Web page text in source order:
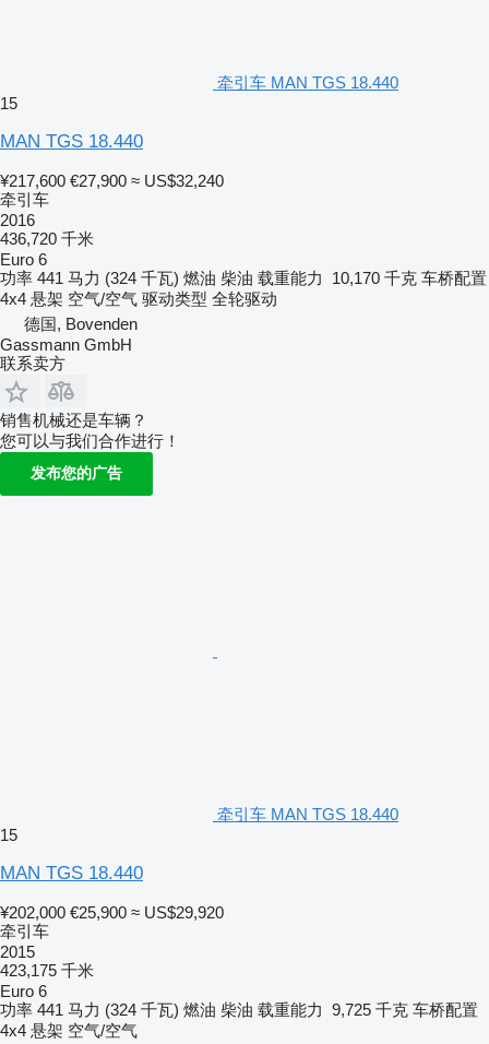
牵引车 MAN TGS 18.440
15
MAN TGS 18.440
¥217,600 €27,900 ≈ US$32,240
牵引车
2016
436,720 千米
Euro 6
功率 441 马力 (324 千瓦) 燃油 柴油 载重能力 10,170 千克 车桥配置
4x4 悬架 空气/空气 驱动类型 全轮驱动
德国, Bovenden
Gassmann GmbH
联系卖方
销售机械还是车辆？
您可以与我们合作进行！
发布您的广告
牵引车 MAN TGS 18.440
15
MAN TGS 18.440
¥202,000 €25,900 ≈ US$29,920
牵引车
2015
423,175 千米
Euro 6
功率 441 马力 (324 千瓦) 燃油 柴油 载重能力 9,725 千克 车桥配置
4x4 悬架 空气/空气